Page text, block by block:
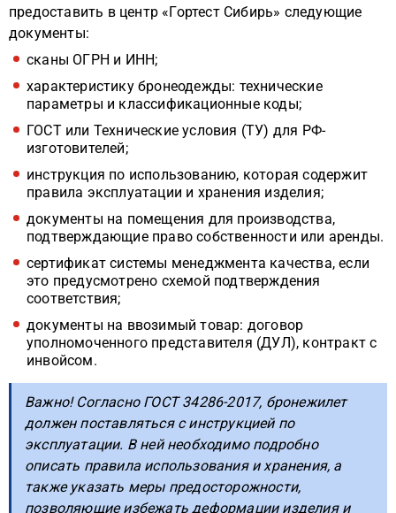
предоставить в центр «Гортест Сибирь» следующие
документы:
сканы ОГРН и ИНН;
характеристику бронеодежды: технические
параметры и классификационные коды;
ГОСТ или Технические условия (ТУ) для РФ-
изготовителей;
инструкция по использованию, которая содержит
правила эксплуатации и хранения изделия;
документы на помещения для производства,
подтверждающие право собственности или аренды.
сертификат системы менеджмента качества, если
это предусмотрено схемой подтверждения
соответствия;
документы на ввозимый товар: договор
уполномоченного представителя (ДУЛ), контракт с
инвойсом.
Важно! Согласно ГОСТ 34286-2017, бронежилет
должен поставляться с инструкцией по
эксплуатации. В ней необходимо подробно
описать правила использования и хранения, а
также указать меры предосторожности,
позволяющие избежать деформации изделия и